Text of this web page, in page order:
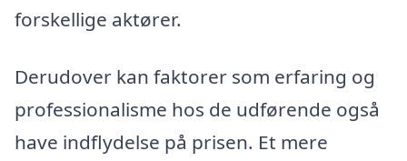
forskellige aktører.
Derudover kan faktorer som erfaring og
professionalisme hos de udførende også
have indflydelse på prisen. Et mere